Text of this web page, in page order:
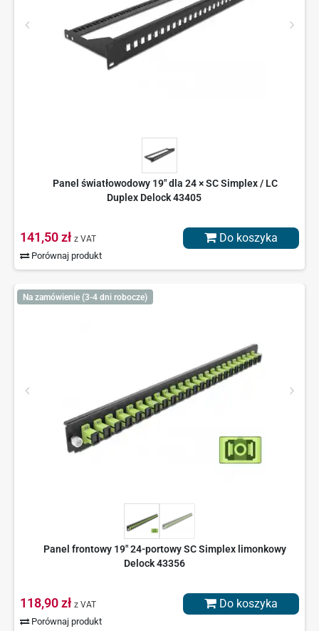
Panel światłowodowy 19" dla 24 × SC Simplex / LC
Duplex Delock 43405
141,50 zł z VAT
Porównaj produkt
Do koszyka
Na zamówienie (3-4 dni robocze)
Panel frontowy 19" 24-portowy SC Simplex limonkowy
Delock 43356
118,90 zł z VAT
Porównaj produkt
Do koszyka